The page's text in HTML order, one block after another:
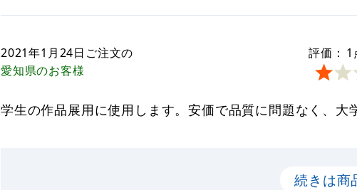
2021年1月24日 ご注文の
愛知県のお客様
評価： 1
学生の作品展用に使用します。安価で品質に問題なく、大
続きは商